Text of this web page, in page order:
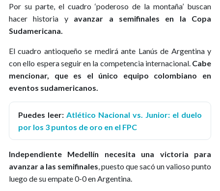
Por su parte, el cuadro ‘poderoso de la montaña’ buscan
hacer historia y avanzar a semifinales en la Copa
Sudamericana.
El cuadro antioqueño se medirá ante Lanús de Argentina y
con ello espera seguir en la competencia internacional.Cabe
mencionar, que es el único equipo colombiano en
eventos sudamericanos.
Puedes leer: Atlético Nacional vs. Junior: el duelo
por los 3 puntos de oro en el FPC
Independiente Medellín necesita una victoria para
avanzar a las semifinales, puesto que sacó un valioso punto
luego de su empate 0-0 en Argentina.